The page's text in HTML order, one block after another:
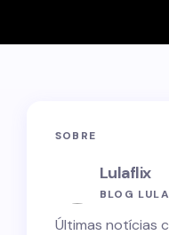
SOBRE
Lulaflix
BLOG
Últimas notícias